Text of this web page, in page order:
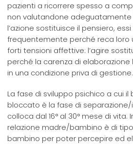
pazienti a ricorrere spesso a
non valutandone adeguatamente
l’azione sostituisce il pensiero,
frequentemente perché reca loro
forti tensioni affettive: l’agire
perché la carenza di
in una condizione priva di gestione.
La fase di sviluppo psichico a cui il
bloccato è la fase di separazione/
colloca dal 16° al 30° mese di vita.
relazione madre/bambino è di
bambino per poter percepire ed